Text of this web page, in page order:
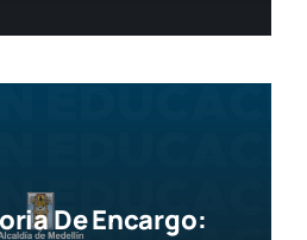
De Encargo: